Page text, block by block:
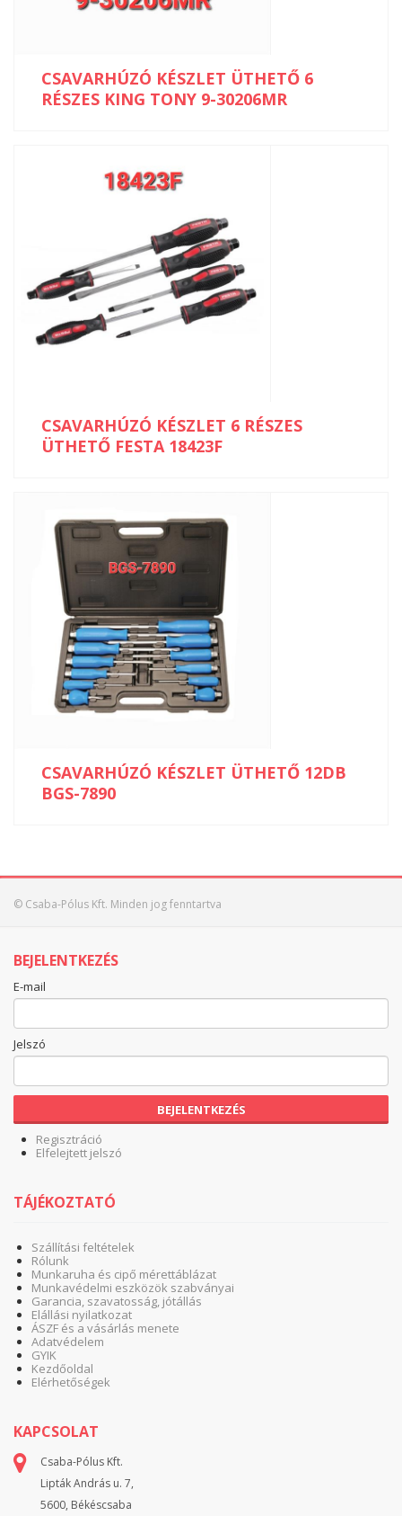
CSAVARHÚZÓ KÉSZLET ÜTHETŐ 6
RÉSZES KING TONY 9-30206MR
CSAVARHÚZÓ KÉSZLET 6 RÉSZES
ÜTHETŐ FESTA 18423F
CSAVARHÚZÓ KÉSZLET ÜTHETŐ 12DB
BGS-7890
© Csaba-Pólus Kft. Minden jog fenntartva
BEJELENTKEZÉS
E-mail
Jelszó
BEJELENTKEZÉS
Regisztráció
Elfelejtett jelszó
TÁJÉKOZTATÓ
Szállítási feltételek
Rólunk
Munkaruha és cipő mérettáblázat
Munkavédelmi eszközök szabványai
Garancia, szavatosság, jótállás
Elállási nyilatkozat
ÁSZF és a vásárlás menete
Adatvédelem
GYIK
Kezdőoldal
Elérhetőségek
KAPCSOLAT
Csaba-Pólus Kft.
Lipták András u. 7,
5600, Békéscsaba